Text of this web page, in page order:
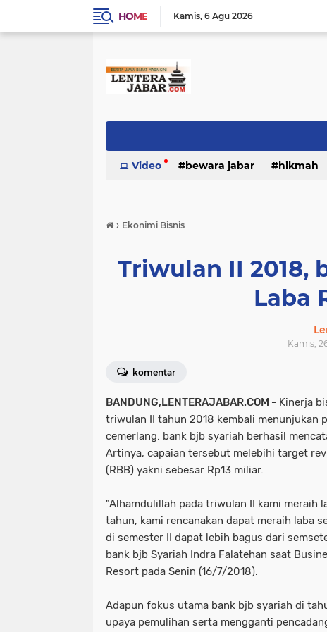
HOME Kamis 6 Agu 2026
Video bewara jabar hikmah
› Ekonimi Bisnis
Triwulan II 2018,
Laba
Kamis,
komentar
BANDUNG,LENTERAJABAR.COM - Kinerja
triwulan II tahun 2018 kembali menunjukan
cemerlang. bank bjb syariah berhasil
Artinya, capaian tersebut melebihi target
(RBB) yakni sebesar Rp13 miliar.
"Alhamdulillah pada triwulan II kami meraih
tahun, kami rencanakan dapat meraih laba
di semester II dapat lebih bagus dari
bank bjb Syariah Indra Falatehan saat
Resort pada Senin (16/7/2018).
Adapun fokus utama bank bjb syariah di
upaya pemulihan serta mengganti